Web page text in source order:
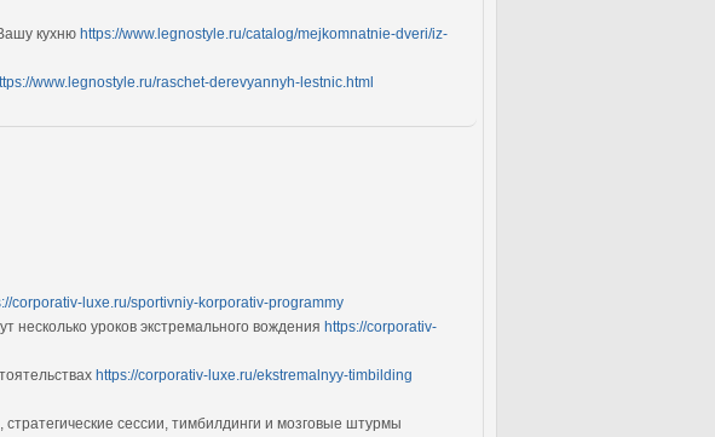
кухню https://www.legnostyle.ru/catalog/mejkomnatnie-dveri/iz-
www.legnostyle.ru/raschet-derevyannyh-lestnic.html
corporativ-luxe.ru/sportivniy-korporativ-programmy
уроков экстремального вождения https://corporativ-
https://corporativ-luxe.ru/ekstremalnyy-timbilding
сессии, тимбилдинги и мозговые штурмы